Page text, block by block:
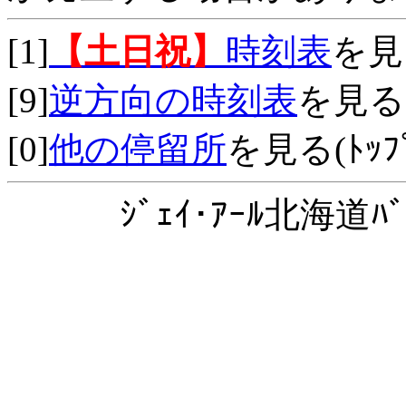
[1] 【土日祝】 時刻表を
[9]逆方向の時刻表を見る
[0]他の停留所を見る(ﾄｯ
ｼﾞｪｲ･ｱｰﾙ北海道